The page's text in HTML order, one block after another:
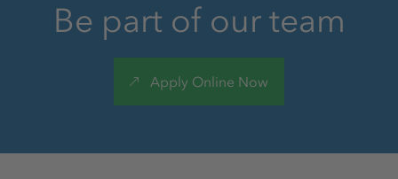
Be part of our team
Apply Online Now